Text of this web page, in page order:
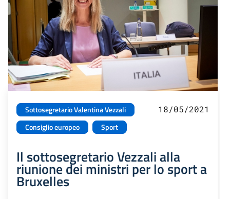
Sottosegretario Valentina Vezzali
Consiglio europeo
Sport
18/05/2021
Il sottosegretario Vezzali alla
riunione dei ministri per lo sport a
Bruxelles